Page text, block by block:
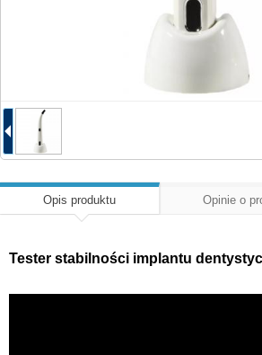
Opis produktu Opinie o
Tester stabilności implantu